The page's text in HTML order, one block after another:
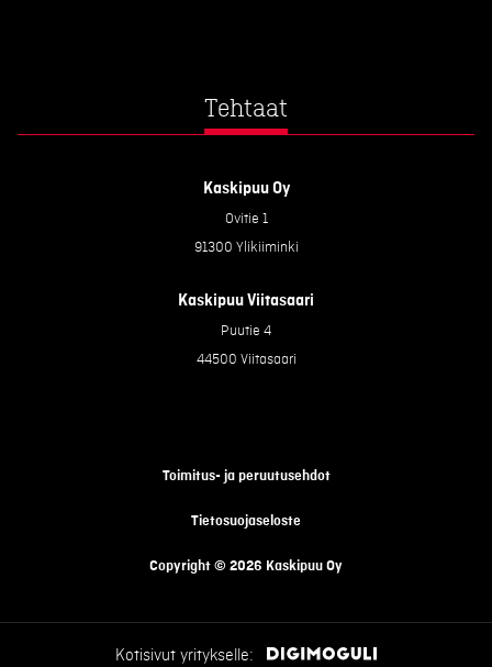
Tehtaat
Kaskipuu Oy
Ovitie 1
91300 Ylikiiminki
Kaskipuu Viitasaari
Puutie 4
44500 Viitasaari
Copyright © 2026 Kaskipuu Oy
Tietosuojaseloste
Toimitus- ja peruutusehdot
Kotisivut yritykselle: